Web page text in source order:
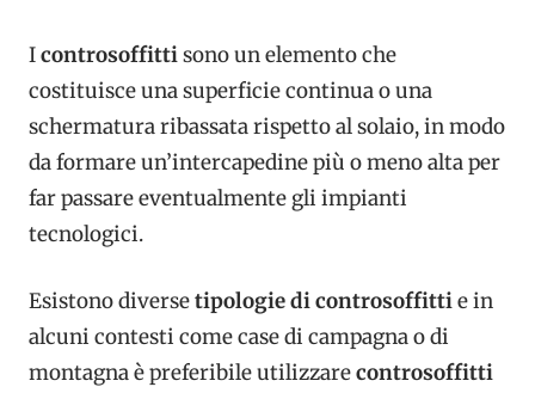
Icontrosoffittisono un elemento che
costituisce una superficie continua o una
schermatura ribassata rispetto al solaio, in modo
da formare un’intercapedine più o meno alta per
far passare eventualmente gli impianti
tecnologici.
Esistono diversetipologie di controsoffittie in
alcuni contesti come case di campagna o di
montagna è preferibile utilizzarecontrosoffitti